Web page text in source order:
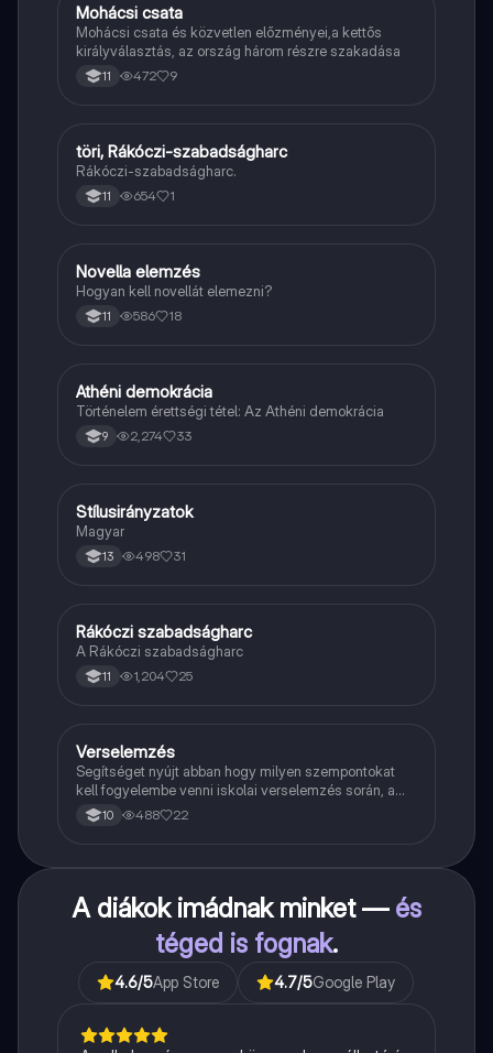
Töri
Mohácsi csata
Mohácsi csata és közvetlen előzményei,a kettős
királyválasztás, az ország három részre szakadása
11 472 9
Töri
töri, Rákóczi-szabadságharc
Rákóczi-szabadságharc.
11 654 1
Magyar
Novella elemzés
Hogyan kell novellát elemezni?
11 586 18
Töri
Athéni demokrácia
Történelem érettségi tétel: Az Athéni demokrácia
9 2,274 33
Magyar
Stílusirányzatok
Magyar
13 498 31
Töri
Rákóczi szabadságharc
A Rákóczi szabadságharc
11 1,204 25
Magyar
Verselemzés
Segítséget nyújt abban hogy milyen szempontokat
kell fogyelembe venni iskolai verselemzés során, a
sikeres dolgozathoz.
10 488 22
A diákok imádnak minket — és
téged is fognak.
4.6/5App Store 4.7/5Google Play